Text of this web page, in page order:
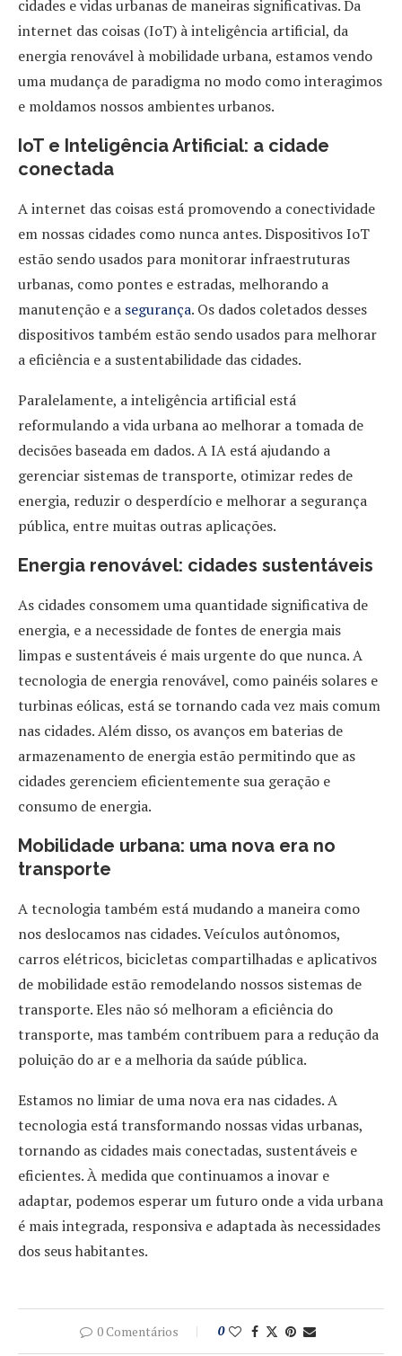
cidades e vidas urbanas de maneiras significativas. Da
internet das coisas (IoT) à inteligência artificial, da
energia renovável à mobilidade urbana, estamos vendo
uma mudança de paradigma no modo como interagimos
e moldamos nossos ambientes urbanos.
IoT e Inteligência Artificial: a cidade
conectada
A internet das coisas está promovendo a conectividade
em nossas cidades como nunca antes. Dispositivos IoT
estão sendo usados para monitorar infraestruturas
urbanas, como pontes e estradas, melhorando a
manutenção e a segurança. Os dados coletados desses
dispositivos também estão sendo usados para melhorar
a eficiência e a sustentabilidade das cidades.
Paralelamente, a inteligência artificial está
reformulando a vida urbana ao melhorar a tomada de
decisões baseada em dados. A IA está ajudando a
gerenciar sistemas de transporte, otimizar redes de
energia, reduzir o desperdício e melhorar a segurança
pública, entre muitas outras aplicações.
Energia renovável: cidades sustentáveis
As cidades consomem uma quantidade significativa de
energia, e a necessidade de fontes de energia mais
limpas e sustentáveis é mais urgente do que nunca. A
tecnologia de energia renovável, como painéis solares e
turbinas eólicas, está se tornando cada vez mais comum
nas cidades. Além disso, os avanços em baterias de
armazenamento de energia estão permitindo que as
cidades gerenciem eficientemente sua geração e
consumo de energia.
Mobilidade urbana: uma nova era no
transporte
A tecnologia também está mudando a maneira como
nos deslocamos nas cidades. Veículos autônomos,
carros elétricos, bicicletas compartilhadas e aplicativos
de mobilidade estão remodelando nossos sistemas de
transporte. Eles não só melhoram a eficiência do
transporte, mas também contribuem para a redução da
poluição do ar e a melhoria da saúde pública.
Estamos no limiar de uma nova era nas cidades. A
tecnologia está transformando nossas vidas urbanas,
tornando as cidades mais conectadas, sustentáveis e
eficientes. À medida que continuamos a inovar e
adaptar, podemos esperar um futuro onde a vida urbana
é mais integrada, responsiva e adaptada às necessidades
dos seus habitantes.
0 Comentários 0